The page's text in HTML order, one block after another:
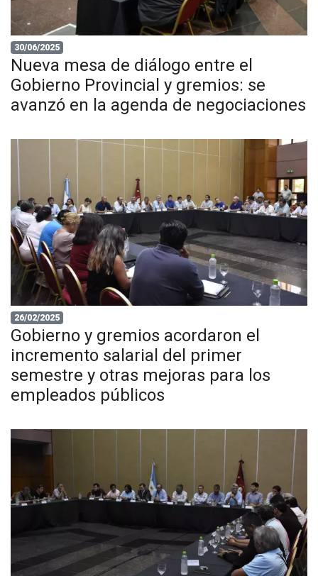
30/06/2025
Nueva mesa de diálogo entre el
Gobierno Provincial y gremios: se
avanzó en la agenda de negociaciones
26/02/2025
Gobierno y gremios acordaron el
incremento salarial del primer
semestre y otras mejoras para los
empleados públicos